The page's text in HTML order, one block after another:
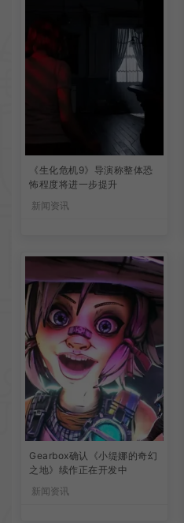
《生化危机9》导演称整体恐
怖程度将进一步提升
新闻资讯
Gearbox确认《小缇娜的奇幻
之地》续作正在开发中
新闻资讯